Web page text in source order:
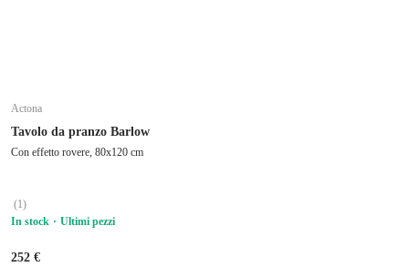
Actona
Tavolo da pranzo Barlow
Con effetto rovere, 80x120 cm
(1)
In stock
Ultimi pezzi
252 €